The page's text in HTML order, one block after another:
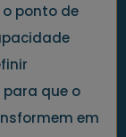
ponto de
que o
em